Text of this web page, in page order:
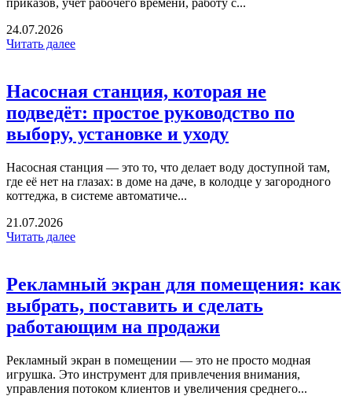
приказов, учет рабочего времени, работу с...
24.07.2026
Читать далее
Насосная станция, которая не
подведёт: простое руководство по
выбору, установке и уходу
Насосная станция — это то, что делает воду доступной там,
где её нет на глазах: в доме на даче, в колодце у загородного
коттеджа, в системе автоматиче...
21.07.2026
Читать далее
Рекламный экран для помещения: как
выбрать, поставить и сделать
работающим на продажи
Рекламный экран в помещении — это не просто модная
игрушка. Это инструмент для привлечения внимания,
управления потоком клиентов и увеличения среднего...